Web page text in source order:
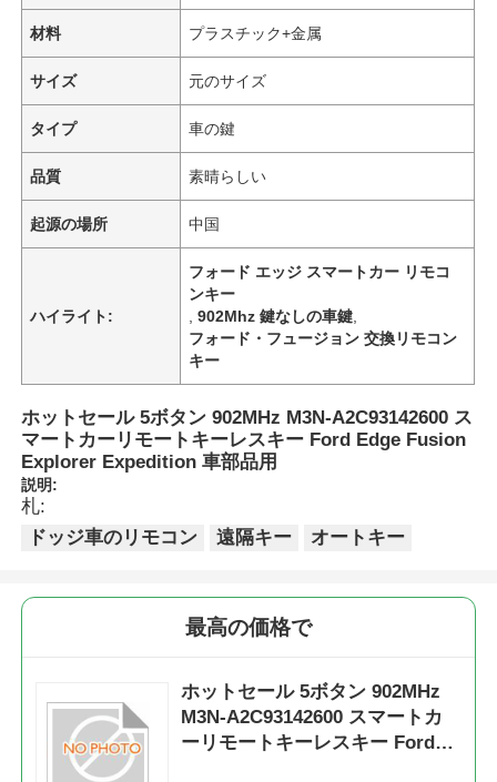
材料 プラスチック+金属
サイズ 元のサイズ
タイプ 車の鍵
品質 素晴らしい
起源の場所 中国
ハイライト:
フォード エッジ スマートカー リモコ
ンキー
,902Mhz 鍵なしの車鍵
フォード・フュージョン 交換リモコン
キー
ホットセール 5ボタン 902MHz M3N-A2C93142600 ス
マートカーリモートキーレスキー Ford Edge Fusion
Explorer Expedition 車部品用
説明:
札:
ドッジ車のリモコン
遠隔キー オートキー
最高の価格で
ホットセール 5ボタン 902MHz
M3N-A2C93142600 スマートカ
ーリモートキーレスキー Ford